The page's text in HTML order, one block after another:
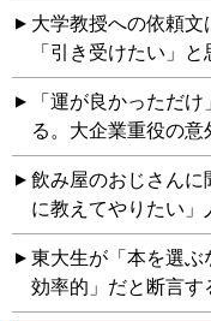
大学教授への依頼文
「引き受けたい」
「運が良かっただ
る。大企業重役の意
飲み屋のおじさんに
に教えてやりたい」
東大生が「本を選
効率的」だと断言す